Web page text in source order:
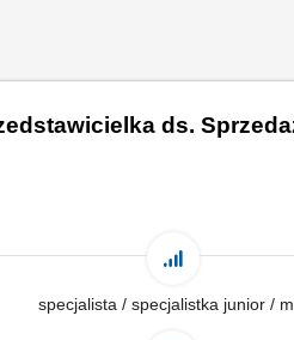
ds.
specjalista / specjalistka junior /